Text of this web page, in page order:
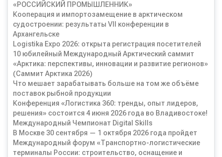
«РОССИЙСКИЙ ПРОМЫШЛЕННИК»
Кооперация и импортозамещение в арктическом
судостроении: результаты VII конференции в
Архангельске
Logistika Expo 2026: открыта регистрация посетителей
10 юбилейный Международный Арктический саммит
«Арктика: перспективы, инновации и развитие регионов»
(Саммит Арктика 2026)
Что мешает зарабатывать больше на том же объёме
поставок рыбной продукции
Конференция «Логистика 360: тренды, опыт лидеров,
решения» состоится 4 июня 2026 года во Владивостоке!
Международный Чемпионат Digital Skills
В Москве 30 сентября — 1 октября 2026 года пройдет
Международный форум «Транспортно-логистические
терминалы России: строительство, оснащение и